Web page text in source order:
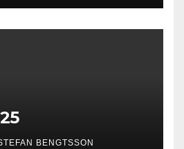
BENGTSSON